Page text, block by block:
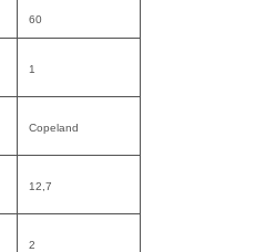
60
1
Copeland
12,7
2